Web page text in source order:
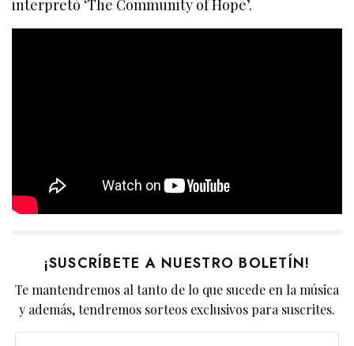
interpretó ‘The Community of Hope’.
¡SUSCRÍBETE A NUESTRO BOLETÍN!
Te mantendremos al tanto de lo que sucede en la música
y además, tendremos sorteos exclusivos para suscrites.